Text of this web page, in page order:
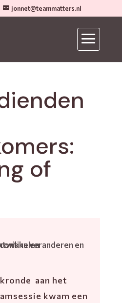
jonnet@teammatters.nl
of
aan het
kwam een